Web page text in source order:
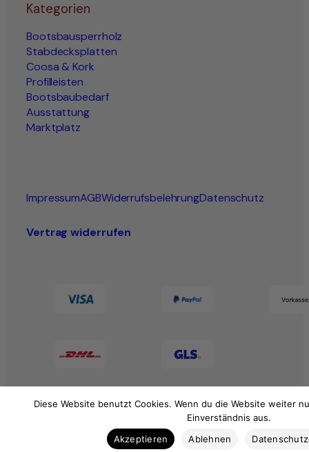
Kategorien
Bootsbausperrholz
Stabdecksplatten
Coosa & Kork
Profilleisten
Bootsbaubedarf
Ausstattung
Marktplatz
ImpressumAGBWiderrufsbelehrungDatenschutz
Vertrag widerrufen
Diese Website benutzt Cookies. Wenn du die Website weiter
Einverständnis aus.
Akzeptieren
Ablehnen